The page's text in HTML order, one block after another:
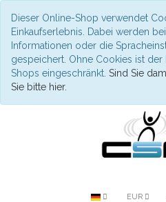
Dieser Online-Shop verwendet
Einkaufserlebnis. Dabei werden
Informationen oder die
gespeichert. Ohne Cookies ist
Shops eingeschränkt. Sind Sie
Sie bitte hier.
EUR